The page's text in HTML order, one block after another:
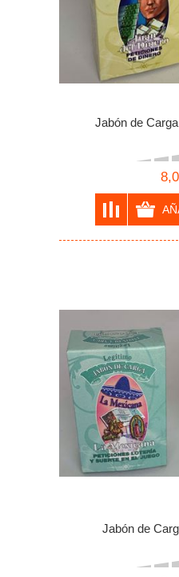
Jabón de
Jabón de